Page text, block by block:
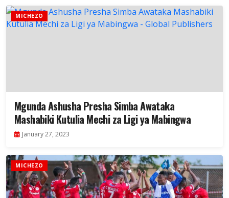
MICHEZO
Mgunda Ashusha Presha Simba Awataka
Mashabiki Kutulia Mechi za Ligi ya Mabingwa
January 27, 2023
MICHEZO